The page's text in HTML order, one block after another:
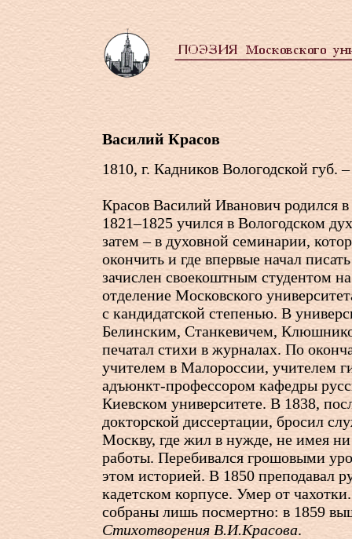
Василий Красов
1810, г. Кадников Вологодской губ.
Красов Василий Иванович родился
1821–1825 учился в Вологодском
затем – в духовной семинарии,
окончить и где впервые начал
зачислен своекоштным студентом
отделение Московского
с кандидатской степенью. В
Белинским, Станкевичем,
печатал стихи в журналах. По
учителем в Малороссии, учителем
адъюнкт-профессором кафедры
Киевском университете. В 1838,
докторской диссертации, бросил
Москву, где жил в нужде, не имея
работы. Перебивался грошовыми
этом историей. В 1850 преподавал
кадетском корпусе. Умер от
собраны лишь посмертно: в 1859
Стихотворения В.И.Красова.